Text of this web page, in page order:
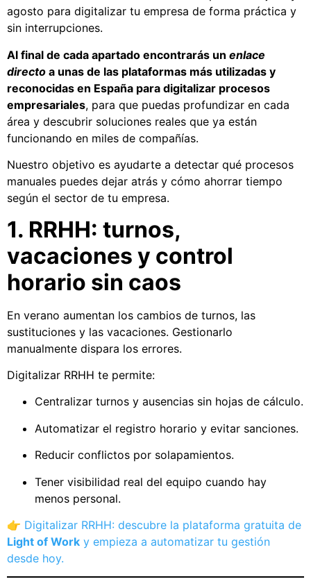
agosto para digitalizar tu empresa de forma práctica y
sin interrupciones.
Al final de cada apartado encontrarás un enlace
directo a unas de las plataformas más utilizadas y
reconocidas en España para digitalizar procesos
empresariales, para que puedas profundizar en cada
área y descubrir soluciones reales que ya están
funcionando en miles de compañías.
Nuestro objetivo es ayudarte a detectar qué procesos
manuales puedes dejar atrás y cómo ahorrar tiempo
según el sector de tu empresa.
1. RRHH: turnos,
vacaciones y control
horario sin caos
En verano aumentan los cambios de turnos, las
sustituciones y las vacaciones. Gestionarlo
manualmente dispara los errores.
Digitalizar RRHH te permite:
Centralizar turnos y ausencias sin hojas de cálculo.
Automatizar el registro horario y evitar sanciones.
Reducir conflictos por solapamientos.
Tener visibilidad real del equipo cuando hay
menos personal.
👉 Digitalizar RRHH: descubre la plataforma gratuita de
Light of Work y empieza a automatizar tu gestión
desde hoy.